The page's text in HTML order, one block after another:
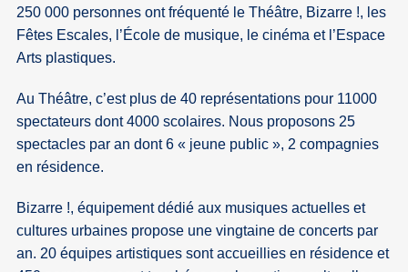
250 000 personnes ont fréquenté le Théâtre, Bizarre !, les
Fêtes Escales, l’École de musique, le cinéma et l’Espace
Arts plastiques.
Au Théâtre, c’est plus de 40 représentations pour 11000
spectateurs dont 4000 scolaires. Nous proposons 25
spectacles par an dont 6 « jeune public », 2 compagnies
en résidence.
Bizarre !, équipement dédié aux musiques actuelles et
cultures urbaines propose une vingtaine de concerts par
an. 20 équipes artistiques sont accueillies en résidence et